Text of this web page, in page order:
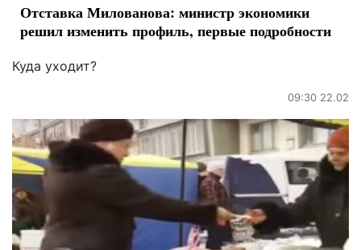
Отставка Милованова: министр экономики
решил изменить профиль, первые подробности
Куда уходит?
09:30 22.02